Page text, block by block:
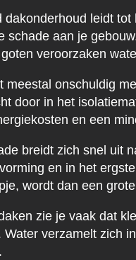
dakonderhoud leidt
schade aan je
veroorzaken
meestal onschuldig
door in het
en een
breidt zich snel uit
en in het
wordt dan een
zie je vaak dat
Water verzamelt zich